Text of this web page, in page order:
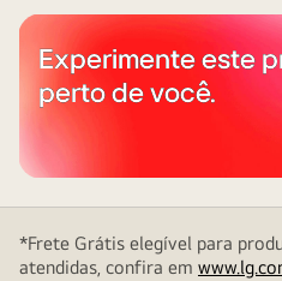
Experimente este
perto de você.
*Frete Grátis elegível para
atendidas, confira em